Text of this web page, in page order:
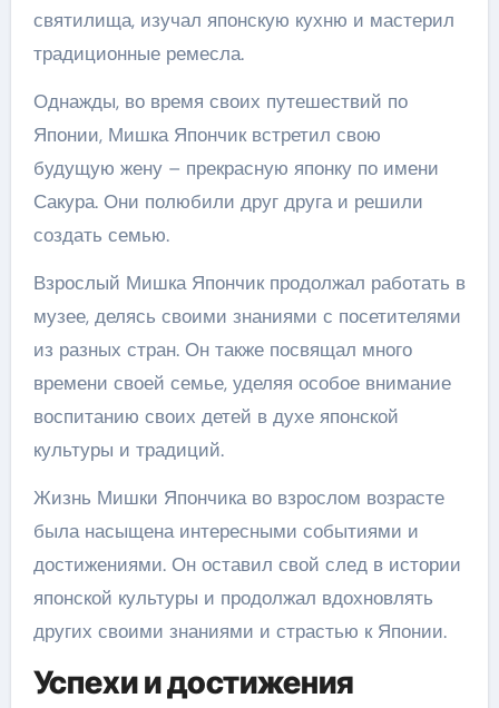
святилища, изучал японскую кухню и мастерил
традиционные ремесла.
Однажды, во время своих путешествий по
Японии, Мишка Япончик встретил свою
будущую жену – прекрасную японку по имени
Сакура. Они полюбили друг друга и решили
создать семью.
Взрослый Мишка Япончик продолжал работать в
музее, делясь своими знаниями с посетителями
из разных стран. Он также посвящал много
времени своей семье, уделяя особое внимание
воспитанию своих детей в духе японской
культуры и традиций.
Жизнь Мишки Япончика во взрослом возрасте
была насыщена интересными событиями и
достижениями. Он оставил свой след в истории
японской культуры и продолжал вдохновлять
других своими знаниями и страстью к Японии.
Успехи и достижения